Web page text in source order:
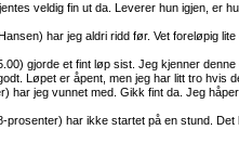
veldig fin ut da. Leverer hun igjen, er
har jeg aldri ridd før. Vet foreløpig lite
gjorde et fint løp sist. Jeg kjenner denne
Løpet er åpent, men jeg har litt tro hvis
har jeg vunnet med. Gikk fint da. Jeg
prosenter) har ikke startet på en stund. Det